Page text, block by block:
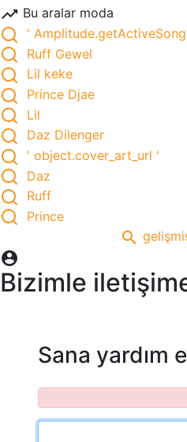
Bu aralar moda
'
Ruff Gewel
Lil keke
Prince Djae
Lil
Daz Dilenger
' object.cover_art_url '
Daz
Ruff
Prince
Bizimle
Sana yardım